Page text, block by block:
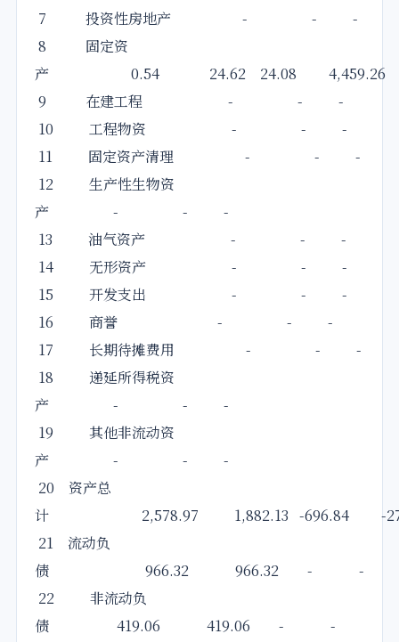
7 投资性房地产 - - -
8 固定资
产 0.54 24.62 24.08 4,459.26
9 在建工程 - - -
10 工程物资 - - -
11 固定资产清理 - - -
12 生产性生物资
产 - - -
13 油气资产 - - -
14 无形资产 - - -
15 开发支出 - - -
16 商誉 - - -
17 长期待摊费用 - - -
18 递延所得税资
产 - - -
19 其他非流动资
产 - - -
20 资产总
计 2,578.97 1,882.13 -696.84 -
21 流动负
债 966.32 966.32 - -
22 非流动负
债 419.06 419.06 - -